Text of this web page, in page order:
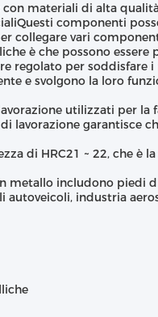
materiali di alta
componenti
collegare vari
è che possono essere
regolato per soddisfare
e svolgono la loro
utilizzati per la
lavorazione garantisce
di HRC21 ~ 22, che è
metallo includono piedi
industria